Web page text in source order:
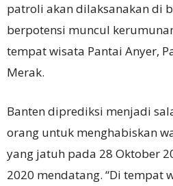
patroli akan dilaksanakan di
berpotensi muncul
tempat wisata Pantai Anyer,
Merak.
Banten diprediksi menjadi
orang untuk menghabiskan
yang jatuh pada 28 Oktober
2020 mendatang. “Di tempat